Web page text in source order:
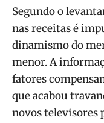
Segundo o
nas receitas é
dinamismo do
menor. A
fatores
que acabou
novos televisores